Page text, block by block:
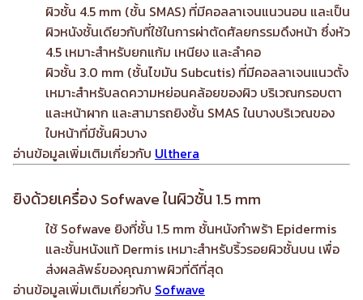
ผิวชั้น 4.5 mm (ชั้น SMAS) ที่มีคอลลาเจนแนวนอน และเป็น
ผิวหนังชั้นเดียวกับที่ใช้ในการผ่าตัดศัลยกรรมดึงหน้า ซึ่งหัว
4.5 เหมาะสำหรับยกแก้ม เหนียง และลำคอ
ผิวชั้น 3.0 mm (ชั้นไขมัน Subcutis) ที่มีคอลลาเจนแนวตั้ง
เหมาะสำหรับลดความหย่อนคล้อยของผิว บริเวณกรอบตา
และหน้าผาก และสามารถยิงชั้น SMAS ในบางบริเวณของ
ใบหน้าที่มีชั้นผิวบาง
อ่านข้อมูลเพิ่มเติมเกี่ยวกับ Ulthera
ยิงด้วยเครื่อง Sofwave ในผิวชั้น 1.5 mm
ใช้ Sofwave ยิงที่ชั้น 1.5 mm ชั้นหนังกำพร้า Epidermis
และชั้นหนังแท้ Dermis เหมาะสำหรับริ้วรอยผิวชั้นบน เพื่อ
ส่งผลลัพธ์ของคุณภาพผิวที่ดีที่สุด
อ่านข้อมูลเพิ่มเติมเกี่ยวกับ Sofwave